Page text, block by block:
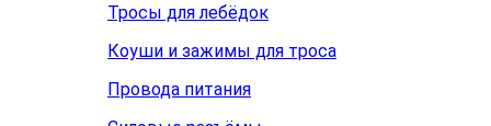
Тросы для лебёдок
Коуши и зажимы для троса
Провода питания